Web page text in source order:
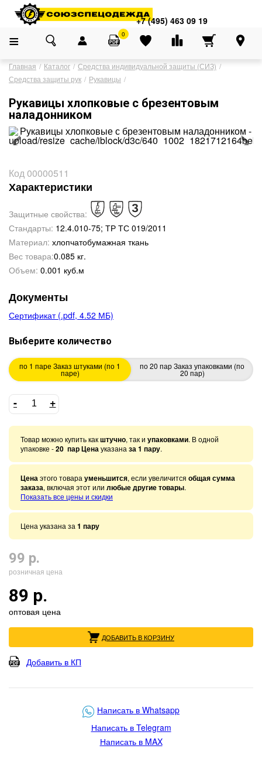
Адреса магазинов
+7 (495) 463 09 19
+7 (495) 463 09 19
0
Главная Каталог
Средства индивидуальной защиты (СИЗ)
Средства защиты рук
Рукавицы
Рукавицы хлопковые с брезентовым
наладонником
›
‹
Код 00000511
Характеристики
Защитные свойства:
Стандарты: 12.4.010-75; ТР ТС 019/2011
Материал: хлопчатобумажная ткань
Вес товара:0.085 кг.
Объем: 0.001 куб.м
Документы
Сертификат (.pdf, 4.52 МБ)
Выберите количество
по 1 паре Заказ штуками (по 1
паре)
по 20 парЗаказ упаковками (по
20 пар)
- +
Товар можно купить какштучно, так и упаковками. В одной
упаковке -20 пар Ценауказана за 1 пару.
Ценаэтого товара уменьшится, если увеличится общая сумма
заказа, включая этот или любые другие товары.
Показать все цены и скидки
Цена указана за 1 пару
99 р.
розничная цена
89 р.
оптовая цена
ДОБАВИТЬ В КОРЗИНУ
Добавить в КП
Написать в Whatsapp
Написать в Telegram
Написать в MAX